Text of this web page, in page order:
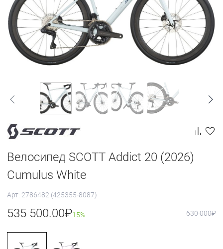
Велосипед SCOTT Addict 20 (2026)
Cumulus White
Арт: 2786482 (425355-8087)
535 500.00₽15% 630 000₽